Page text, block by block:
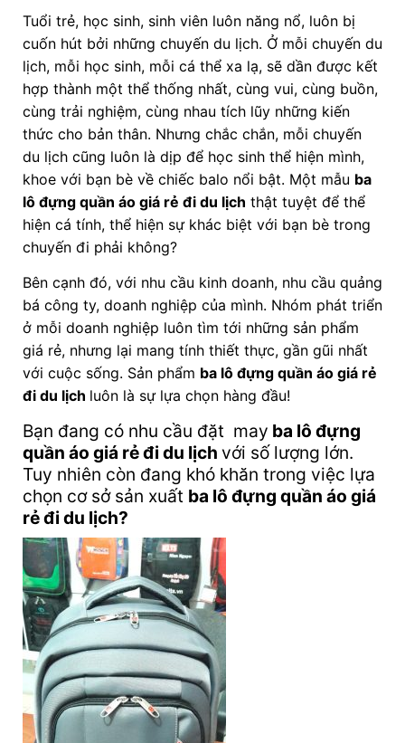
Tuổi trẻ, học sinh, sinh viên luôn năng nổ, luôn bị
cuốn hút bởi những chuyến du lịch. Ở mỗi chuyến du
lịch, mỗi học sinh, mỗi cá thể xa lạ, sẽ dần được kết
hợp thành một thể thống nhất, cùng vui, cùng buồn,
cùng trải nghiệm, cùng nhau tích lũy những kiến
thức cho bản thân. Nhưng chắc chắn, mỗi chuyến
du lịch cũng luôn là dịp để học sinh thể hiện mình,
khoe với bạn bè về chiếc balo nổi bật. Một mẫu ba
lô đựng quần áo giá rẻ đi du lịch thật tuyệt để thể
hiện cá tính, thể hiện sự khác biệt với bạn bè trong
chuyến đi phải không?
Bên cạnh đó, với nhu cầu kinh doanh, nhu cầu quảng
bá công ty, doanh nghiệp của mình. Nhóm phát triển
ở mỗi doanh nghiệp luôn tìm tới những sản phẩm
giá rẻ, nhưng lại mang tính thiết thực, gần gũi nhất
với cuộc sống. Sản phẩm ba lô đựng quần áo giá rẻ
đi du lịch luôn là sự lựa chọn hàng đầu!
Bạn đang có nhu cầu đặt may ba lô đựng
quần áo giá rẻ đi du lịch với số lượng lớn.
Tuy nhiên còn đang khó khăn trong việc lựa
chọn cơ sở sản xuất ba lô đựng quần áo giá
rẻ đi du lịch?